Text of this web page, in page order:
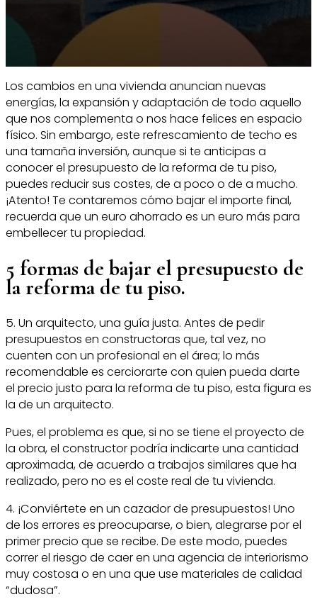
Los cambios en una vivienda anuncian nuevas
energías, la expansión y adaptación de todo aquello
que nos complementa o nos hace felices en espacio
físico. Sin embargo, este refrescamiento de techo es
una tamaña inversión, aunque si te anticipas a
conocer el presupuesto de la reforma de tu piso,
puedes reducir sus costes, de a poco o de a mucho.
¡Atento! Te contaremos cómo bajar el importe final,
recuerda que un euro ahorrado es un euro más para
embellecer tu propiedad.
5 formas de bajar el presupuesto de
la reforma de tu piso.
5. Un arquitecto, una guía justa. Antes de pedir
presupuestos en constructoras que, tal vez, no
cuenten con un profesional en el área; lo más
recomendable es cerciorarte con quien pueda darte
el precio justo para la reforma de tu piso, esta figura es
la de un arquitecto.
Pues, el problema es que, si no se tiene el proyecto de
la obra, el constructor podría indicarte una cantidad
aproximada, de acuerdo a trabajos similares que ha
realizado, pero no es el coste real de tu vivienda.
4. ¡Conviértete en un cazador de presupuestos! Uno
de los errores es preocuparse, o bien, alegrarse por el
primer precio que se recibe. De este modo, puedes
correr el riesgo de caer en una agencia de interiorismo
muy costosa o en una que use materiales de calidad
“dudosa”.